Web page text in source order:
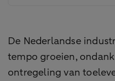
De Nederlandse
tempo groeien,
ontregeling van